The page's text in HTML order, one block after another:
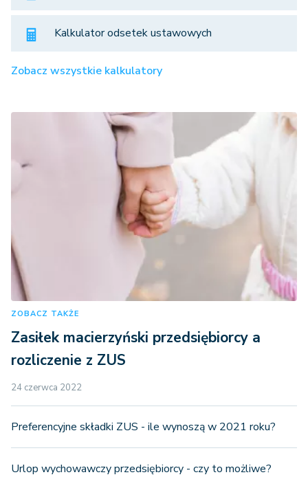
Kalkulator odsetek ustawowych
Zobacz wszystkie kalkulatory
ZOBACZ TAKŻE
Zasiłek macierzyński przedsiębiorcy a
rozliczenie z ZUS
24 czerwca 2022
Preferencyjne składki ZUS - ile wynoszą w 2021 roku?
Urlop wychowawczy przedsiębiorcy - czy to możliwe?